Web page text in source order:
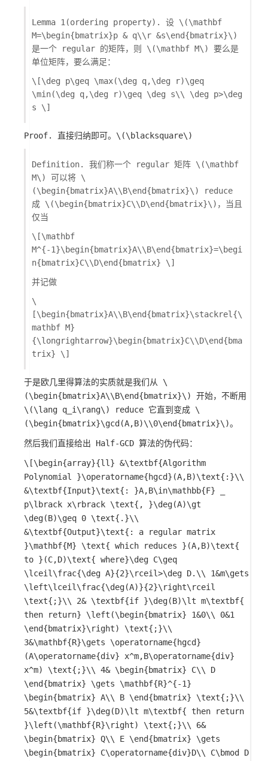
Lemma 1(ordering property). 设 \(\mathbf
M=\begin{bmatrix}p & q\\r &s\end{bmatrix}\)
是一个 regular 的矩阵，则 \(\mathbf M\)
要么是
单位矩阵，要么满足：
\[\deg p\geq \max(\deg q,\deg r)\geq
\min(\deg q,\deg r)\geq \deg s\\ \deg p>\deg
s \]
Proof. 直接归纳即可。 \(\blacksquare\)
Definition. 我们称一个 regular 矩阵 \(\mathbf
M\)
可以将 \
(\begin{bmatrix}A\\B\end{bmatrix}\)
reduce
成 \(\begin{bmatrix}C\\D\end{bmatrix}\) ，当且
仅当
\[\mathbf
M^{-1}\begin{bmatrix}A\\B\end{bmatrix}=\begi
n{bmatrix}C\\D\end{bmatrix} \]
并记做
\
[\begin{bmatrix}A\\B\end{bmatrix}\stackrel{\
mathbf M}
{\longrightarrow}\begin{bmatrix}C\\D\end{bma
trix} \]
于是欧几里得算法的实质就是我们从 \
(\begin{bmatrix}A\\B\end{bmatrix}\)
开始，不断用
\(\lang q_i\rang\)
reduce 它直到变成 \
(\begin{bmatrix}\gcd(A,B)\\0\end{bmatrix}\)。
然后我们直接给出 Half-GCD 算法的伪代码：
\[\begin{array}{ll} &\textbf{Algorithm
Polynomial }\operatorname{hgcd}(A,B)\text{:}\\
&\textbf{Input}\text{: }A,B\in\mathbb{F} _
p\lbrack x\rbrack \text{, }\deg(A)\gt
\deg(B)\geq 0 \text{.}\\
&\textbf{Output}\text{: a regular matrix
}\mathbf{M} \text{ which reduces }(A,B)\text{
to }(C,D)\text{ where}\deg C\geq
\lceil\frac{\deg A}{2}\rceil>\deg D.\\ 1&m\gets
\left\lceil\frac{\deg(A)}{2}\right\rceil
\text{;}\\ 2& \textbf{if }\deg(B)\lt m\textbf{
then return} \left(\begin{bmatrix} 1&0\\ 0&1
\end{bmatrix}\right) \text{;}\\
3&\mathbf{R}\gets \operatorname{hgcd}
(A\operatorname{div} x^m,B\operatorname{div}
x^m) \text{;}\\ 4& \begin{bmatrix} C\\ D
\end{bmatrix} \gets \mathbf{R}^{-1}
\begin{bmatrix} A\\ B \end{bmatrix} \text{;}\\
5&\textbf{if }\deg(D)\lt m\textbf{ then return
}\left(\mathbf{R}\right) \text{;}\\ 6&
\begin{bmatrix} Q\\ E \end{bmatrix} \gets
\begin{bmatrix} C\operatorname{div}D\\ C\bmod D